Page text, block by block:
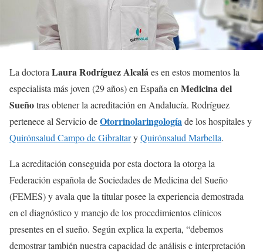
La doctora Laura Rodríguez Alcaláes en estos momentos la
especialista más joven (29 años) en España en Medicina del
Sueñotras obtener la acreditación en Andalucía. Rodríguez
pertenece al Servicio deOtorrinolaringologíade los hospitales y
Quirónsalud Campo de GibraltaryQuirónsalud Marbella.
La acreditación conseguida por esta doctora la otorga la
Federación española de Sociedades de Medicina del Sueño
(FEMES) y avala que la titular posee la experiencia demostrada
en el diagnóstico y manejo de los procedimientos clínicos
presentes en el sueño. Según explica la experta, “debemos
demostrar también nuestra capacidad de análisis e interpretación